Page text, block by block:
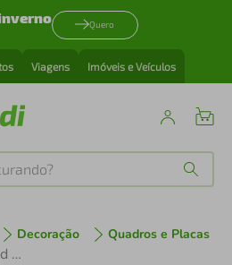
Quero
Viagens Imóveis e Veículos
Decoração Quadros e Placas
Quadro Abstrato Sand Colors 60x60 Sem Moldura